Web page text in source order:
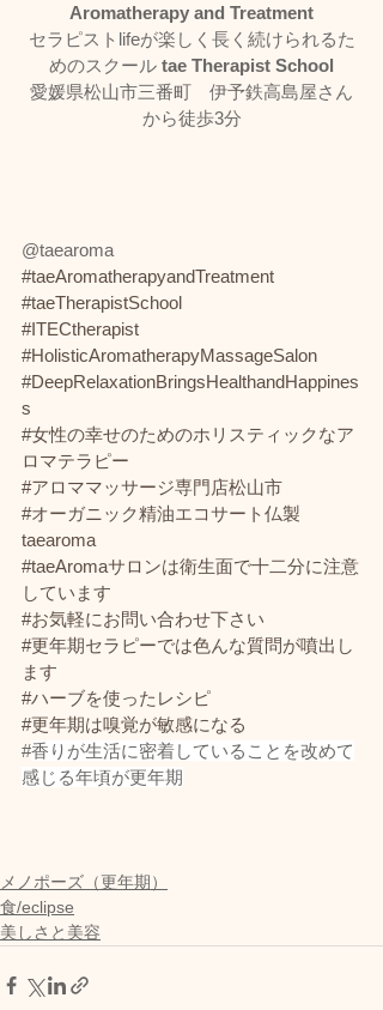
Aromatherapy and Treatment
セラピストlifeが楽しく長く続けられるた
めのスクール tae Therapist School
愛媛県松山市三番町　伊予鉄高島屋さん
から徒歩3分
@taearoma
#taeAromatherapyandTreatment
#taeTherapistSchool
#ITECtherapist
#HolisticAromatherapyMassageSalon
#DeepRelaxationBringsHealthandHappines
s
#女性の幸せのためのホリスティックなア
ロマテラピー
#アロママッサージ専門店松山市
#オーガニック精油エコサート仏製
taearoma
#taeAromaサロンは衛生面で十二分に注意
しています
#お気軽にお問い合わせ下さい
#更年期セラピーでは色んな質問が噴出し
ます
#ハーブを使ったレシピ
#更年期は嗅覚が敏感になる
#香りが生活に密着していることを改めて
感じる年頃が更年期
メノポーズ（更年期）
食/eclipse
美しさと美容